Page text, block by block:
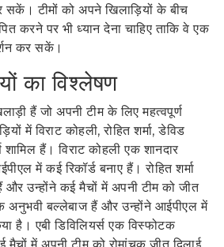
टीमों को अपने खिलाड़ियों के बीच
करने पर भी ध्यान देना चाहिए ताकि वे एक
कर सकें।
का विश्लेषण
हैं जो अपनी टीम के लिए महत्वपूर्ण
में विराट कोहली, रोहित शर्मा, डेविड
शामिल हैं। विराट कोहली एक शानदार
में कई रिकॉर्ड बनाए हैं। रोहित शर्मा
उन्होंने कई मैचों में अपनी टीम को जीत
अनुभवी बल्लेबाज हैं और उन्होंने आईपीएल में
है। एबी डिविलियर्स एक विस्फोटक